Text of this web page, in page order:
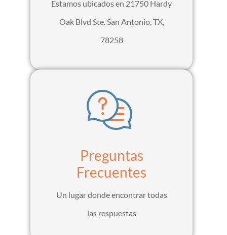
Estamos ubicados en 21750 Hardy
Oak Blvd Ste. San Antonio, TX,
78258
Preguntas
Frecuentes
Un lugar donde encontrar todas
las respuestas